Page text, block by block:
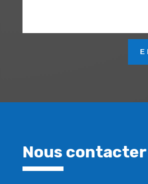
Nous contacter